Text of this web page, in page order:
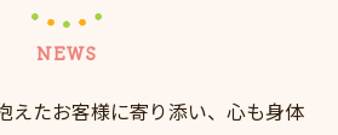
NEWS
えたお客様に寄り添い、心も身体